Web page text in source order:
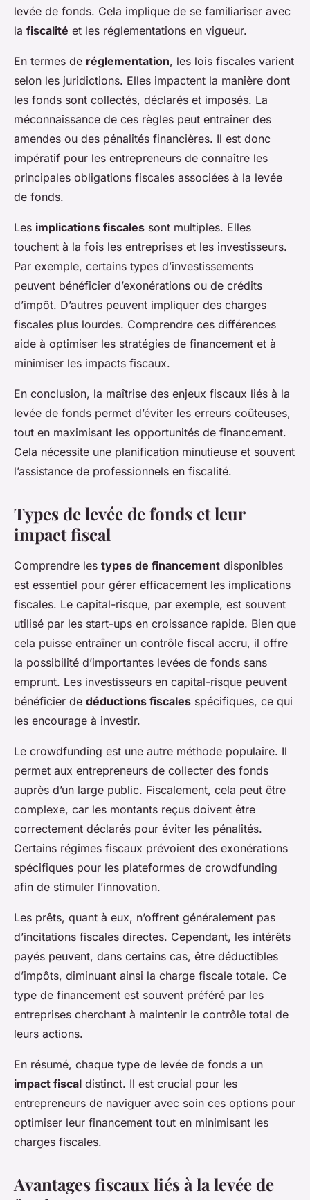
levée de fonds. Cela implique de se familiariser avec
la fiscalité et les réglementations en vigueur.
En termes de réglementation, les lois fiscales varient
selon les juridictions. Elles impactent la manière dont
les fonds sont collectés, déclarés et imposés. La
méconnaissance de ces règles peut entraîner des
amendes ou des pénalités financières. Il est donc
impératif pour les entrepreneurs de connaître les
principales obligations fiscales associées à la levée
de fonds.
Les implications fiscales sont multiples. Elles
touchent à la fois les entreprises et les investisseurs.
Par exemple, certains types d’investissements
peuvent bénéficier d’exonérations ou de crédits
d’impôt. D’autres peuvent impliquer des charges
fiscales plus lourdes. Comprendre ces différences
aide à optimiser les stratégies de financement et à
minimiser les impacts fiscaux.
En conclusion, la maîtrise des enjeux fiscaux liés à la
levée de fonds permet d’éviter les erreurs coûteuses,
tout en maximisant les opportunités de financement.
Cela nécessite une planification minutieuse et souvent
l’assistance de professionnels en fiscalité.
Types de levée de fonds et leur
impact fiscal
Comprendre les types de financement disponibles
est essentiel pour gérer efficacement les implications
fiscales. Le capital-risque, par exemple, est souvent
utilisé par les start-ups en croissance rapide. Bien que
cela puisse entraîner un contrôle fiscal accru, il offre
la possibilité d’importantes levées de fonds sans
emprunt. Les investisseurs en capital-risque peuvent
bénéficier de déductions fiscales spécifiques, ce qui
les encourage à investir.
Le crowdfunding est une autre méthode populaire. Il
permet aux entrepreneurs de collecter des fonds
auprès d’un large public. Fiscalement, cela peut être
complexe, car les montants reçus doivent être
correctement déclarés pour éviter les pénalités.
Certains régimes fiscaux prévoient des exonérations
spécifiques pour les plateformes de crowdfunding
afin de stimuler l’innovation.
Les prêts, quant à eux, n’offrent généralement pas
d’incitations fiscales directes. Cependant, les intérêts
payés peuvent, dans certains cas, être déductibles
d’impôts, diminuant ainsi la charge fiscale totale. Ce
type de financement est souvent préféré par les
entreprises cherchant à maintenir le contrôle total de
leurs actions.
En résumé, chaque type de levée de fonds a un
impact fiscal distinct. Il est crucial pour les
entrepreneurs de naviguer avec soin ces options pour
optimiser leur financement tout en minimisant les
charges fiscales.
Avantages fiscaux liés à la levée de